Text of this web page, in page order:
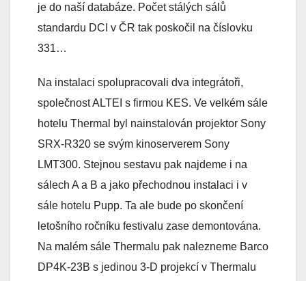
je do naší databáze. Počet stálých sálů
standardu DCI v ČR tak poskočil na číslovku
331…
Na instalaci spolupracovali dva integrátoři,
společnost ALTEI s firmou KES. Ve velkém sále
hotelu Thermal byl nainstalován projektor Sony
SRX-R320 se svým kinoserverem Sony
LMT300. Stejnou sestavu pak najdeme i na
sálech A a B a jako přechodnou instalaci i v
sále hotelu Pupp. Ta ale bude po skončení
letošního ročníku festivalu zase demontována.
Na malém sále Thermalu pak nalezneme Barco
DP4K-23B s jedinou 3-D projekcí v Thermalu